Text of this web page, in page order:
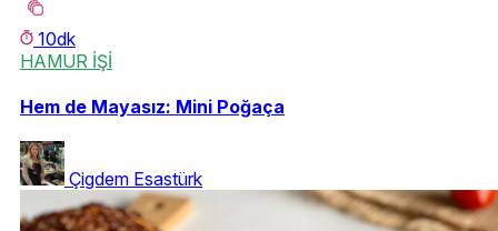
10dk
HAMUR İŞİ
Hem de Mayasız: Mini Poğaça
Çigdem Esastürk